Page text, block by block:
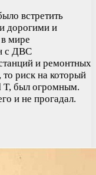
встретить
дорогими и
мире
с ДВС
и ремонтных
то риск на который
T, был огромным.
и не прогадал.